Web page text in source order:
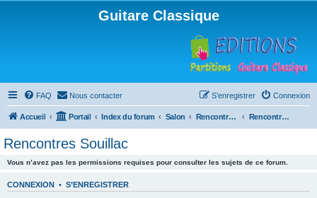
Guitare Classique
FAQ Nous contacter Connexion
S’enregistrer
Accueil Portail Index du forum Salon Rencontres musicales Rencontres Souillac
Rencontres Souillac
Vous n’avez pas les permissions requises pour consulter les sujets de ce forum.
CONNEXION • S’ENREGISTRER